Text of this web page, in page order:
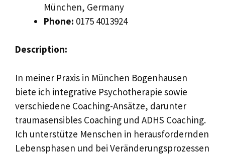
München, Germany
Phone: 0175 4013924
Description:
In meiner Praxis in München Bogenhausen
biete ich integrative Psychotherapie sowie
verschiedene Coaching-Ansätze, darunter
traumasensibles Coaching und ADHS Coaching.
Ich unterstütze Menschen in herausfordernden
Lebensphasen und bei Veränderungsprozessen